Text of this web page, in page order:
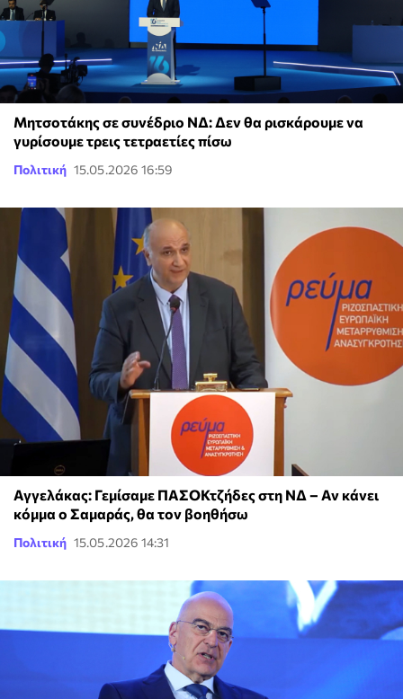
Μητσοτάκης σε συνέδριο ΝΔ: Δεν θα ρισκάρουμε να
γυρίσουμε τρεις τετραετίες πίσω
Πολιτική 15.05.2026 16:59
Αγγελάκας: Γεμίσαμε ΠΑΣΟΚτζήδες στη ΝΔ – Αν κάνει
κόμμα ο Σαμαράς, θα τον βοηθήσω
Πολιτική 15.05.2026 14:31